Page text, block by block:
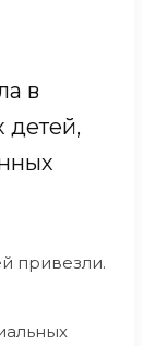
в
детей,
привезли.